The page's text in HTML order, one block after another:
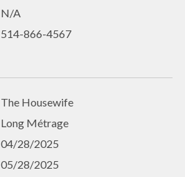
N/A
514-866-4567
The Housewife
Long Métrage
04/28/2025
05/28/2025